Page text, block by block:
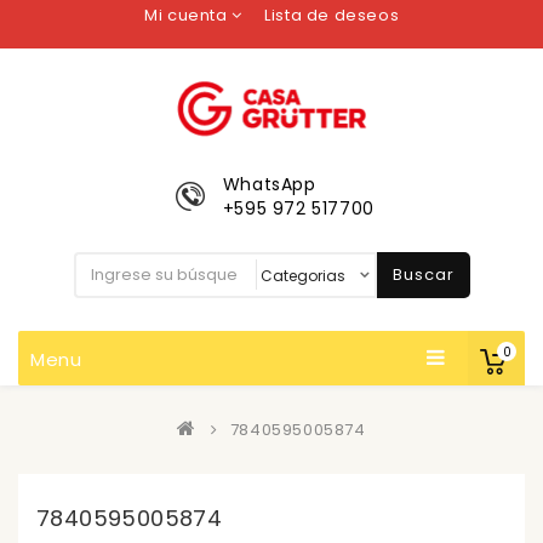
Mi cuenta Lista de deseos
0
WhatsApp
+595 972 517700
Buscar
Menu
7840595005874
7840595005874